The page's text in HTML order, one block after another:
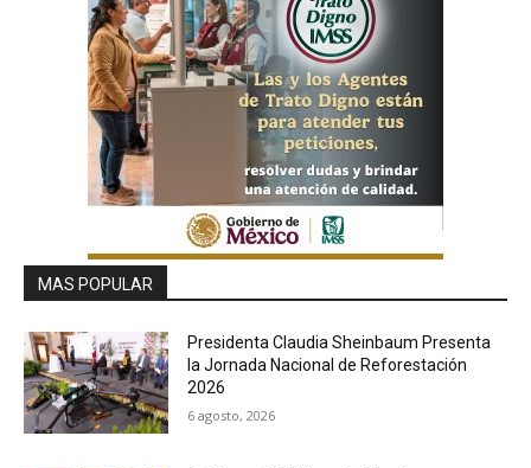
MAS POPULAR
Presidenta Claudia Sheinbaum Presenta
la Jornada Nacional de Reforestación
2026
6 agosto, 2026